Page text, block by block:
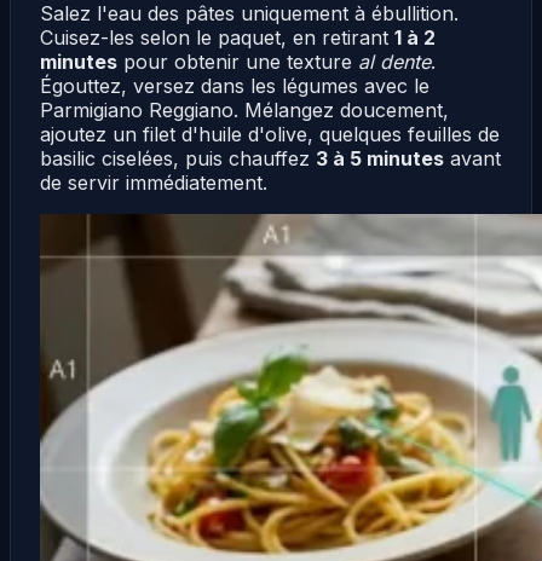
Salez l'eau des pâtes uniquement à ébullition.
Cuisez-les selon le paquet, en retirant 1 à 2
minutes pour obtenir une texture al dente.
Égouttez, versez dans les légumes avec le
Parmigiano Reggiano. Mélangez doucement,
ajoutez un filet d'huile d'olive, quelques feuilles de
basilic ciselées, puis chauffez 3 à 5 minutes avant
de servir immédiatement.